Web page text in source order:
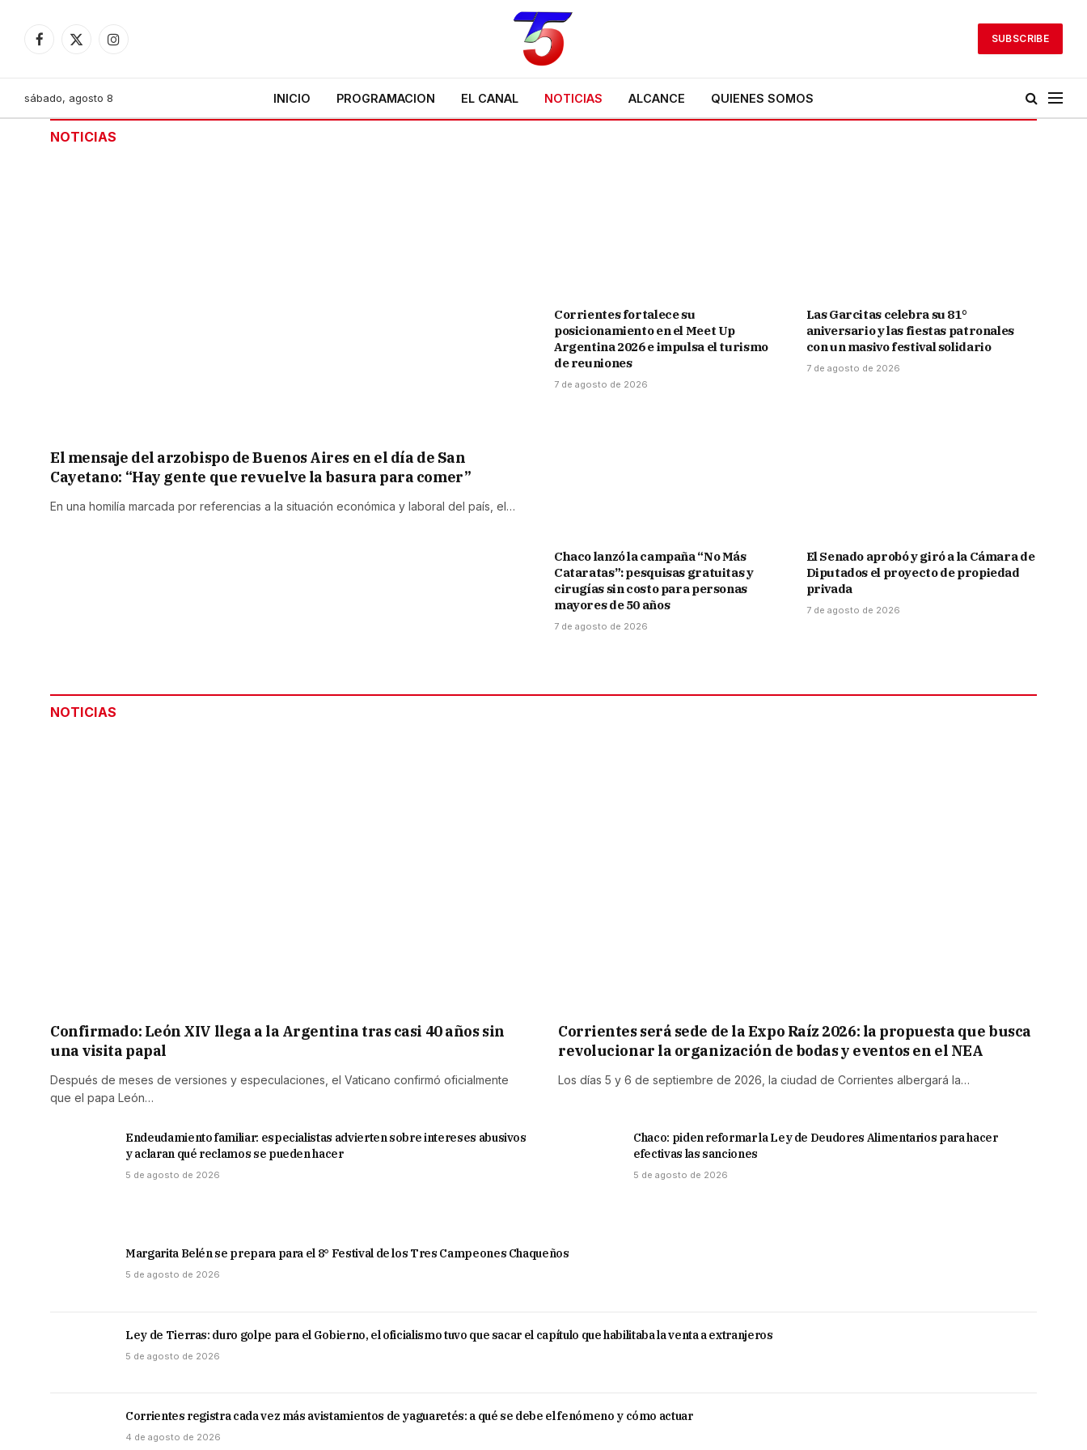
Facebook
X
Instagram
SUBSCRIBE
sábado, agosto 8 INICIO PROGRAMACION EL CANAL NOTICIAS ALCANCE QUIENES SOMOS
NOTICIAS
El mensaje del arzobispo de Buenos Aires en el día de San
Cayetano: “Hay gente que revuelve la basura para comer”
En una homilía marcada por referencias a la situación económica y laboral del país, el…
Corrientes fortalece su
posicionamiento en el Meet Up
Argentina 2026 e impulsa el turismo
de reuniones
7 de agosto de 2026
Las Garcitas celebra su 81°
aniversario y las fiestas patronales
con un masivo festival solidario
7 de agosto de 2026
Chaco lanzó la campaña “No Más
Cataratas”: pesquisas gratuitas y
cirugías sin costo para personas
mayores de 50 años
7 de agosto de 2026
El Senado aprobó y giró a la Cámara de
Diputados el proyecto de propiedad
privada
7 de agosto de 2026
NOTICIAS
Confirmado: León XIV llega a la Argentina tras casi 40 años sin
una visita papal
Después de meses de versiones y especulaciones, el Vaticano confirmó oficialmente
que el papa León…
Corrientes será sede de la Expo Raíz 2026: la propuesta que busca
revolucionar la organización de bodas y eventos en el NEA
Los días 5 y 6 de septiembre de 2026, la ciudad de Corrientes albergará la…
Endeudamiento familiar: especialistas advierten sobre intereses abusivos
y aclaran qué reclamos se pueden hacer
5 de agosto de 2026
Chaco: piden reformar la Ley de Deudores Alimentarios para hacer
efectivas las sanciones
5 de agosto de 2026
Margarita Belén se prepara para el 8° Festival de los Tres Campeones Chaqueños
5 de agosto de 2026
Ley de Tierras: duro golpe para el Gobierno, el oficialismo tuvo que sacar el capítulo que habilitaba la venta a extranjeros
5 de agosto de 2026
Corrientes registra cada vez más avistamientos de yaguaretés: a qué se debe el fenómeno y cómo actuar
4 de agosto de 2026